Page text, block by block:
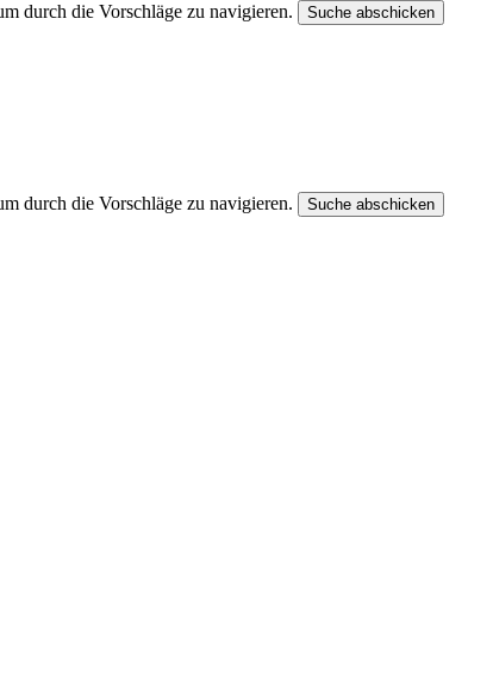
durch die Vorschläge zu navigieren. Suche abschicken
durch die Vorschläge zu navigieren. Suche abschicken